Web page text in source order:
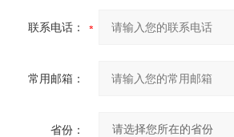
联系电话：
常用邮箱：
省份：